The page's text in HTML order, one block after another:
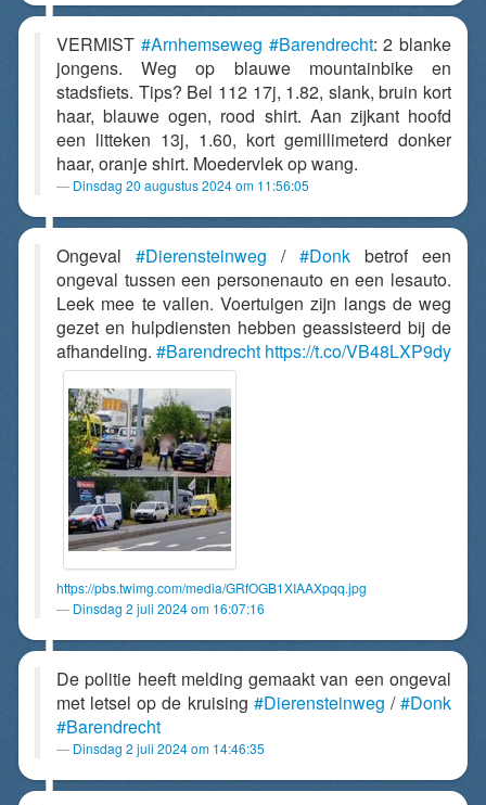
VERMIST #Arnhemseweg #Barendrecht: 2 blanke
jongens. Weg op blauwe mountainbike en
stadsfiets. Tips? Bel 112 17j, 1.82, slank, bruin kort
haar, blauwe ogen, rood shirt. Aan zijkant hoofd
een litteken 13j, 1.60, kort gemillimeterd donker
haar, oranje shirt. Moedervlek op wang.
Dinsdag 20 augustus 2024 om 11:56:05
Ongeval #Dierensteinweg / #Donk betrof een
ongeval tussen een personenauto en een lesauto.
Leek mee te vallen. Voertuigen zijn langs de weg
gezet en hulpdiensten hebben geassisteerd bij de
afhandeling. #Barendrecht https://t.co/VB48LXP9dy
https://pbs.twimg.com/media/GRfOGB1XIAAXpqq.jpg
Dinsdag 2 juli 2024 om 16:07:16
De politie heeft melding gemaakt van een ongeval
met letsel op de kruising #Dierensteinweg /#Donk
#Barendrecht
Dinsdag 2 juli 2024 om 14:46:35